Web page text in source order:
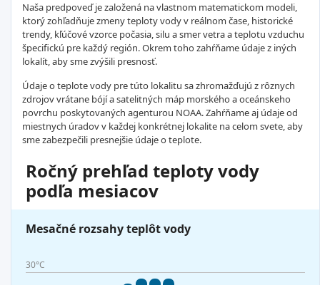
Naša predpoveď je založená na vlastnom matematickom modeli,
ktorý zohľadňuje zmeny teploty vody v reálnom čase, historické
trendy, kľúčové vzorce počasia, silu a smer vetra a teplotu vzduchu
špecifickú pre každý región. Okrem toho zahŕňame údaje z iných
lokalít, aby sme zvýšili presnosť.
Údaje o teplote vody pre túto lokalitu sa zhromažďujú z rôznych
zdrojov vrátane bójí a satelitných máp morského a oceánskeho
povrchu poskytovaných agenturou NOAA. Zahŕňame aj údaje od
miestnych úradov v každej konkrétnej lokalite na celom svete, aby
sme zabezpečili presnejšie údaje o teplote.
Ročný prehľad teploty vody
podľa mesiacov
Mesačné rozsahy teplôt vody
30°C